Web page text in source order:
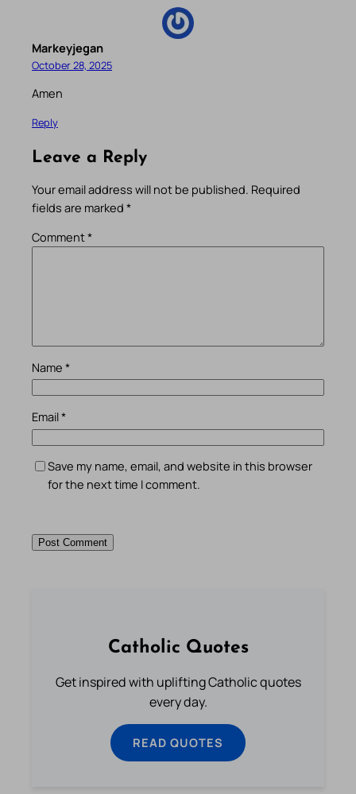
Markeyjegan
October 28, 2025
Amen
Reply
Leave a Reply
Your email address will not be published. Required
fields are marked *
Comment*
Name *
Email*
Save my name, email, and website in this browser
for the next time I comment.
Catholic Quotes
Get inspired with uplifting Catholic quotes
every day.
READ QUOTES